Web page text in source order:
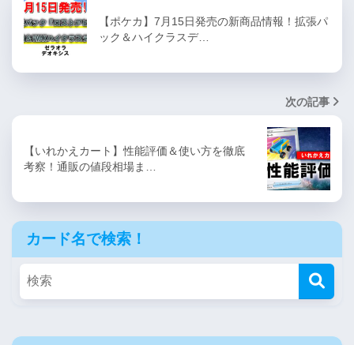
【ポケカ】7月15日発売の新商品情報！拡張パ
ック＆ハイクラスデ…
次の記事
【いれかえカート】性能評価＆使い方を徹底
考察！通販の値段相場ま…
カード名で検索！